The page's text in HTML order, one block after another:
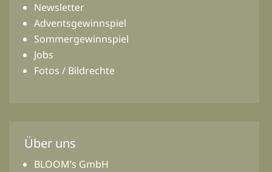
Newsletter
Adventsgewinnspiel
Sommergewinnspiel
Jobs
Fotos / Bildrechte
Über uns
BLOOM’s GmbH